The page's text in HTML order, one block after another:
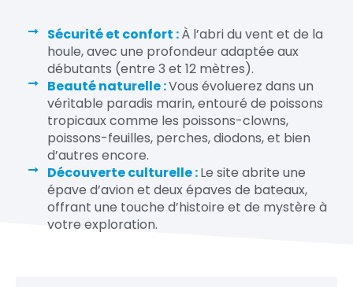
Sécurité et confort :À l’abri du vent et de la
houle, avec une profondeur adaptée aux
débutants (entre 3 et 12 mètres).
Beauté naturelle :Vous évoluerez dans un
véritable paradis marin, entouré de poissons
tropicaux comme les poissons-clowns,
poissons-feuilles, perches, diodons, et bien
d’autres encore.
Découverte culturelle :Le site abrite une
épave d’avion et deux épaves de bateaux,
offrant une touche d’histoire et de mystère à
votre exploration.